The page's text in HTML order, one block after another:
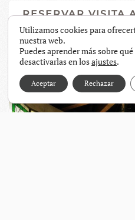
RESERVAR VISITA
Galería Finca
Utilizamos cookies para
nuestra web.
Puedes aprender más sobre
desactivarlas en losajustes.
Aceptar Rechazar